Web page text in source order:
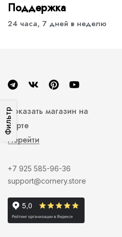
Фильтр
Поддержка
24 часа, 7 дней в неделю
Показать магазин на
карте
Перейти
+7 925 585-96-36
support@cornery.store